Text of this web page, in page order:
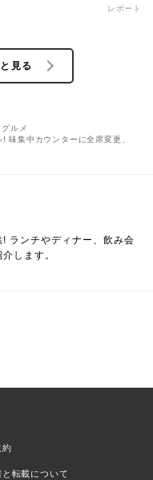
レポート
見る
グルメ
味集中カウンターに全席変更、
ランチやディナー、飲み会
します。
約
転載について